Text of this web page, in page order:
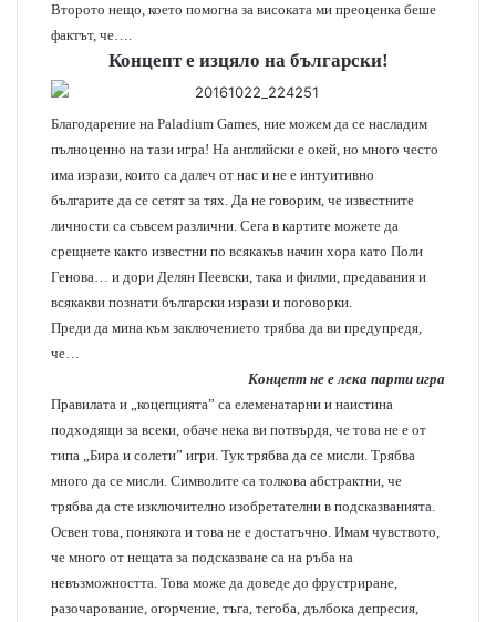
Второто нещо, което помогна за високата ми преоценка беше
фактът, че….
Концепт е изцяло на български!
Благодарение на Paladium Games, ние можем да се насладим
пълноценно на тази игра! На английски е окей, но много често
има изрази, които са далеч от нас и не е интуитивно
българите да се сетят за тях. Да не говорим, че известните
личности са съвсем различни. Сега в картите можете да
срещнете както известни по всякакъв начин хора като Поли
Генова… и дори Делян Пеевски, така и филми, предавания и
всякакви познати български изрази и поговорки.
Преди да мина към заключението трябва да ви предупредя,
че…
Концепт не е лека парти игра
Правилата и „коцепцията” са елеменатарни и наистина
подходящи за всеки, обаче нека ви потвърдя, че това не е от
типа „Бира и солети” игри. Тук трябва да се мисли. Трябва
много да се мисли. Символите са толкова абстрактни, че
трябва да сте изключително изобретателни в подсказванията.
Освен това, понякога и това не е достатъчно. Имам чувството,
че много от нещата за подсказване са на ръба на
невъзможността. Това може да доведе до фрустриране,
разочарование, огорчение, тъга, тегоба, дълбока депресия,